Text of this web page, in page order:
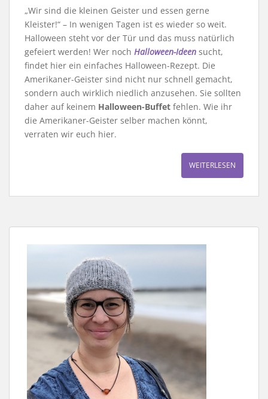
„Wir sind die kleinen Geister und essen gerne
Kleister!“ – In wenigen Tagen ist es wieder so weit.
Halloween steht vor der Tür und das muss natürlich
gefeiert werden! Wer noch Halloween-Ideen sucht,
findet hier ein einfaches Halloween-Rezept. Die
Amerikaner-Geister sind nicht nur schnell gemacht,
sondern auch wirklich niedlich anzusehen. Sie sollten
daher auf keinem Halloween-Buffet fehlen. Wie ihr
die Amerikaner-Geister selber machen könnt,
verraten wir euch hier.
WEITERLESEN